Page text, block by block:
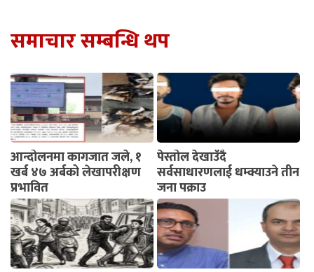
समाचार सम्बन्धि थप
आन्दोलनमा कागजात जले, १
खर्ब ४७ अर्बको लेखापरीक्षण
प्रभावित
पेस्तोल देखाउँदै
सर्वसाधारणलाई धम्क्याउने तीन
जना पक्राउ